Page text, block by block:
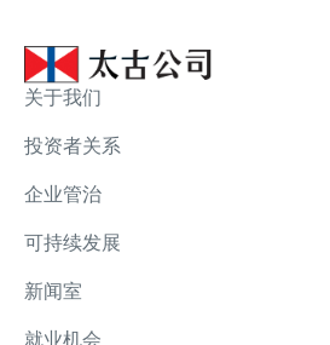
关于我们
投资者关系
企业管治
可持续发展
新闻室
就业机会